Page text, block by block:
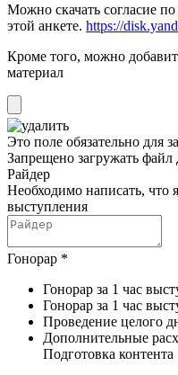
Можно скачать согласие
этой анкете. https://
Кроме того, можно
материал
Это поле обязательно для
Запрещено загружать файл
Райдер
Необходимо написать, что
выступления
Гонорар *
Гонорар за 1 час
Гонорар за 1 час
Проведение целого
Дополнительные
Подготовка контента